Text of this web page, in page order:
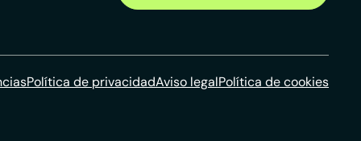
Política de privacidadAviso legalPolítica de cookies